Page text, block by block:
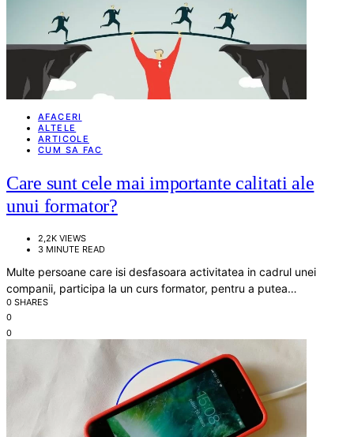
AFACERI
ALTELE
ARTICOLE
CUM SA FAC
Care sunt cele mai importante calitati ale
unui formator?
2,2K VIEWS
3 MINUTE READ
Multe persoane care isi desfasoara activitatea in cadrul unei
companii, participa la un curs formator, pentru a putea…
0 SHARES
0
0